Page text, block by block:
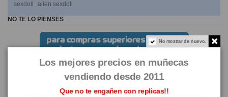
sexdoll alien sexdoll
NO TE LO PIENSES
No mostrar de nuevo.
Los mejores precios en muñecas
vendiendo desde 2011
Que no te engañen con replicas!!